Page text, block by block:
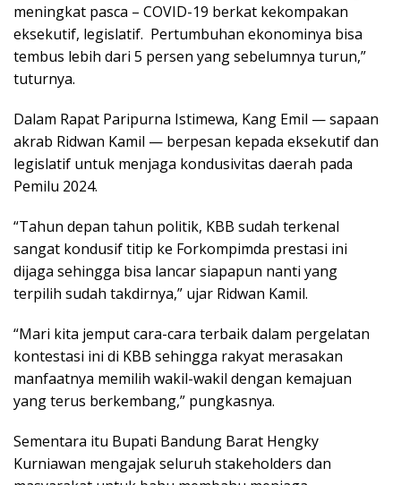
meningkat pasca – COVID-19 berkat kekompakan
eksekutif, legislatif. Pertumbuhan ekonominya bisa
tembus lebih dari 5 persen yang sebelumnya turun,”
tuturnya.
Dalam Rapat Paripurna Istimewa, Kang Emil — sapaan
akrab Ridwan Kamil — berpesan kepada eksekutif dan
legislatif untuk menjaga kondusivitas daerah pada
Pemilu 2024.
“Tahun depan tahun politik, KBB sudah terkenal
sangat kondusif titip ke Forkompimda prestasi ini
dijaga sehingga bisa lancar siapapun nanti yang
terpilih sudah takdirnya,” ujar Ridwan Kamil.
“Mari kita jemput cara-cara terbaik dalam pergelatan
kontestasi ini di KBB sehingga rakyat merasakan
manfaatnya memilih wakil-wakil dengan kemajuan
yang terus berkembang,” pungkasnya.
Sementara itu Bupati Bandung Barat Hengky
Kurniawan mengajak seluruh stakeholders dan